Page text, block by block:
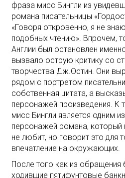
фраза мисс Бингли из
романа писательницы
«Говоря откровенно, я не
подобных чтению». Впрочем,
Англии был остановлен
вызвало острую критику со
творчества Дж.Остин. Они
рядом с портретом
собственная цитата, а
персонажей произведения. К
мисс Бингли является одним
персонажей романа, который
не любит, но говорит это для
впечатление на окружающих.
После того как из обращения
ходившие пятифунтовые